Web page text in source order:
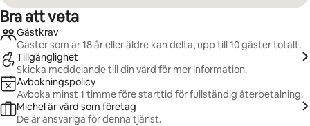
Bra att veta
Gästkrav
Gäster som är 18 år eller äldre kan delta, upp till 10 gäster totalt.
Tillgänglighet
Skicka meddelande till din värd för mer information.
Avbokningspolicy
Avboka minst 1 timme före starttid för fullständig återbetalning.
Michel är värd som företag
De är ansvariga för denna tjänst.